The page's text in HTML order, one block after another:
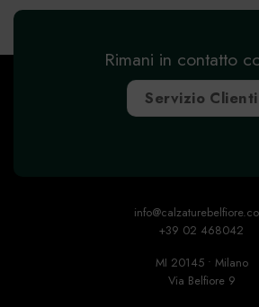
Rimani in contatto
Servizio Clienti
+39 02 468042
MI 20145 • Milano
Via Belfiore 9